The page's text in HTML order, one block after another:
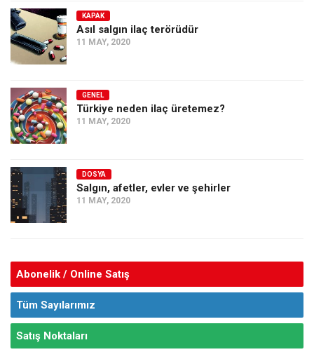
KAPAK
Asıl salgın ilaç terörüdür
11 MAY, 2020
GENEL
Türkiye neden ilaç üretemez?
11 MAY, 2020
DOSYA
Salgın, afetler, evler ve şehirler
11 MAY, 2020
Abonelik / Online Satış
Tüm Sayılarımız
Satış Noktaları